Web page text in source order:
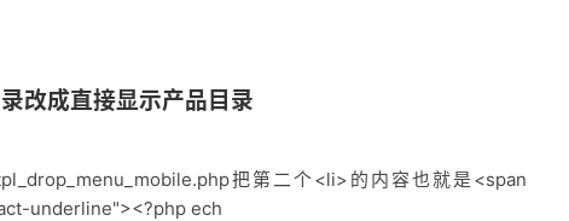
改成直接显示产品目录
把第二个<li>的内容也就是<span
underline"><?php ech